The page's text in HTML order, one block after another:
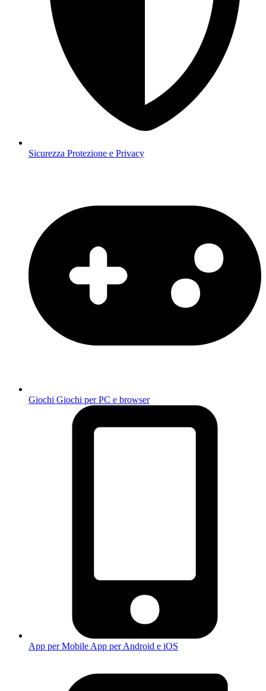
Sicurezza Protezione e Privacy
Giochi Giochi per PC e browser
App per Mobile App per Android e iOS